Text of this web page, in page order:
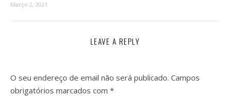
Março 2, 2021
LEAVE A REPLY
O seu endereço de email não será publicado. Campos
obrigatórios marcados com *